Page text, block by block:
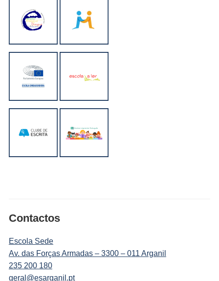
Contactos
Escola Sede
Av. das Forças Armadas – 3300 – 011 Arganil
235 200 180
geral@esarganil.pt